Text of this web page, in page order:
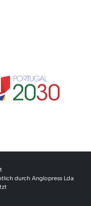
durch Anglopress Lda